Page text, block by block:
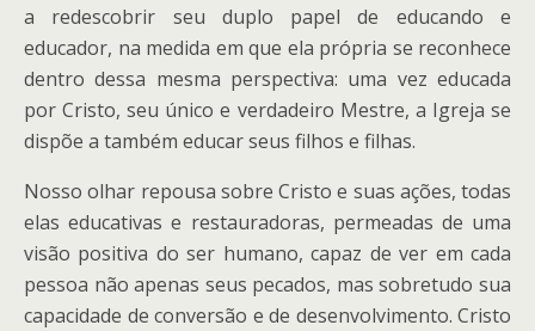
a redescobrir seu duplo papel de educando e
educador, na medida em que ela própria se reconhece
dentro dessa mesma perspectiva: uma vez educada
por Cristo, seu único e verdadeiro Mestre, a Igreja se
dispõe a também educar seus filhos e filhas.
Nosso olhar repousa sobre Cristo e suas ações, todas
elas educativas e restauradoras, permeadas de uma
visão positiva do ser humano, capaz de ver em cada
pessoa não apenas seus pecados, mas sobretudo sua
capacidade de conversão e de desenvolvimento. Cristo